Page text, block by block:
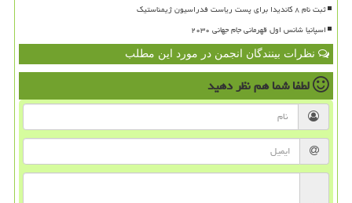
ثبت نام ۸ کاندیدا برای پست ریاست فدراسیون ژیمناستیک
اسپانیا شانس اول قهرمانی جام جهانی ۲۰۳۰
نظرات بینندگان انجمن در مورد این مطلب
لطفا شما همنظر دهید